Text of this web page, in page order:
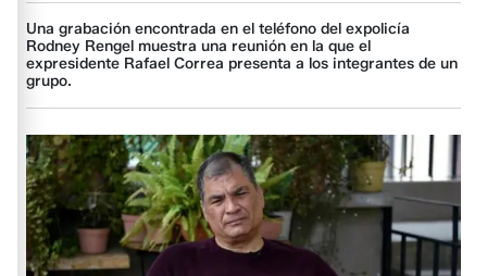
Una grabación encontrada en el teléfono del expolicía
Rodney Rengel muestra una reunión en la que el
expresidente Rafael Correa presenta a los integrantes de un
grupo.